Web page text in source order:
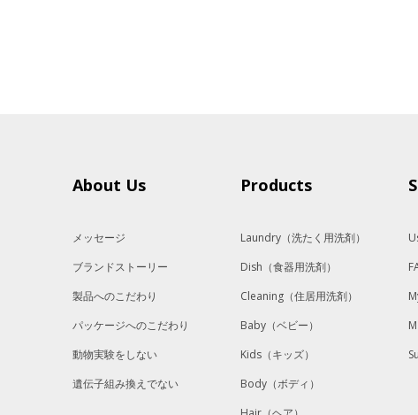
About Us
メッセージ
ブランドストーリー
製品へのこだわり
パッケージへのこだわり
動物実験をしない
遺伝子組み換えでない
Products
Laundry （洗たく用洗剤）
Dish （食器用洗剤）
Cleaning （住居用洗剤）
Baby （ベビー）
Kids （キッズ）
Body （ボディ）